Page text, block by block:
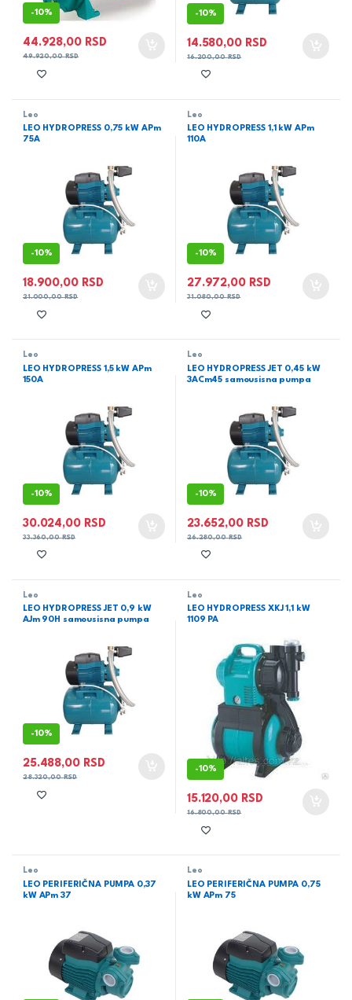
-10%
44.928,00 RSD
49.920,00RSD
-10%
14.580,00 RSD
16.200,00RSD
Leo
LEO HYDROPRESS 0,75 kW APm
75A
-10%
18.900,00 RSD
21.000,00RSD
Leo
LEO HYDROPRESS 1,1 kW APm
110A
-10%
27.972,00 RSD
31.080,00RSD
Leo
LEO HYDROPRESS 1,5 kW APm
150A
-10%
30.024,00 RSD
33.360,00RSD
Leo
LEO HYDROPRESS JET 0,45 kW
3ACm45 samousisna pumpa
-10%
23.652,00 RSD
26.280,00RSD
Leo
LEO HYDROPRESS JET 0,9 kW
AJm 90H samousisna pumpa
-10%
25.488,00 RSD
28.320,00RSD
Leo
LEO HYDROPRESS XKJ 1,1 kW
1109 PA
-10%
15.120,00 RSD
16.800,00RSD
Leo
LEO PERIFERIČNA PUMPA 0,37
kW APm 37
Leo
LEO PERIFERIČNA PUMPA 0,75
kW APm 75